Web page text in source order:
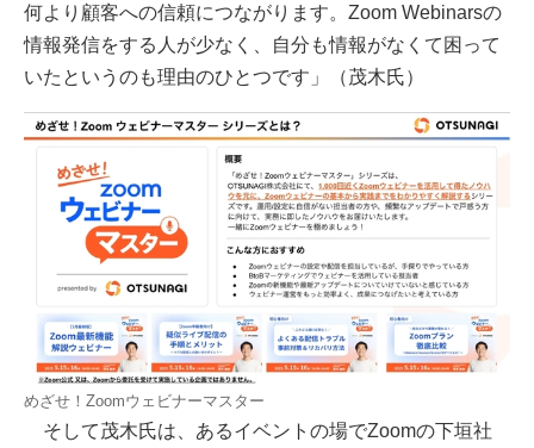
何より顧客への信頼につながります。Zoom Webinarsの
情報発信をする人が少なく、自分も情報がなくて困って
いたというのも理由のひとつです」（茂木氏）
めざせ！Zoomウェビナーマスター
そして茂木氏は、あるイベントの場でZoomの下垣社